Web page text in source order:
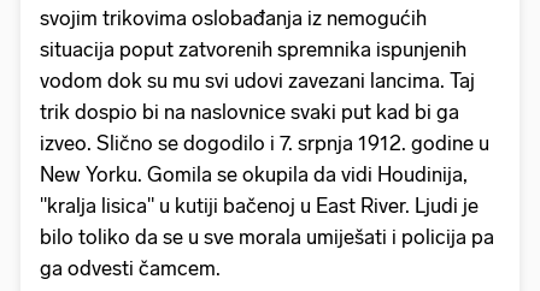
svojim trikovima oslobađanja iz nemogućih
situacija poput zatvorenih spremnika ispunjenih
vodom dok su mu svi udovi zavezani lancima. Taj
trik dospio bi na naslovnice svaki put kad bi ga
izveo. Slično se dogodilo i 7. srpnja 1912. godine u
New Yorku. Gomila se okupila da vidi Houdinija,
"kralja lisica" u kutiji bačenoj u East River. Ljudi je
bilo toliko da se u sve morala umiješati i policija pa
ga odvesti čamcem.